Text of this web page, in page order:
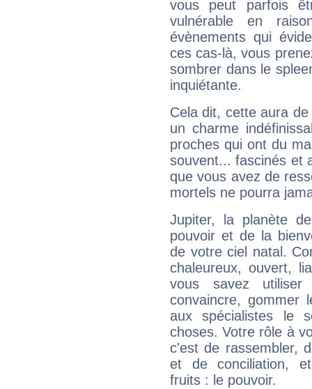
vous peut parfois
vulnérable en
évènements qui
ces cas-là, vous
sombrer dans le
inquiétante.
Cela dit, cette aura
un charme
proches qui ont du
souvent... fascinés et
que vous avez de
mortels ne pourra
Jupiter, la planète
pouvoir et de la
de votre ciel natal.
chaleureux, ouvert,
vous savez
convaincre, gommer
aux spécialistes le
choses. Votre rôle à
c'est de rassembler,
et de conciliation,
fruits : le pouvoir.